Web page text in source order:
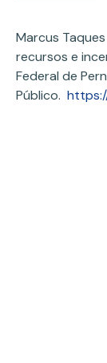
Marcus
recursos e
Federal de
Público.